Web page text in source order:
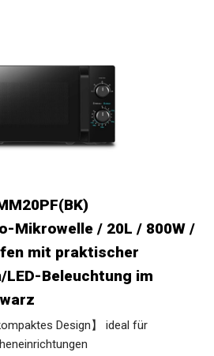
Mikrowelle / 20L / 800W /
mit praktischer
Beleuchtung im
Design】 ideal für